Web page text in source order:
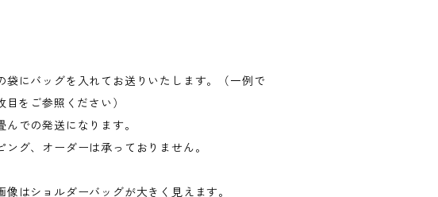
袋にバッグを入れてお送りいたします。（一例で
目をご参照ください）
んでの発送になります。
ング、オーダーは承っておりません。
像はショルダーバッグが大きく見えます。